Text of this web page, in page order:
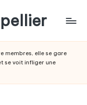
membres, elle se gare
se voit infliger une